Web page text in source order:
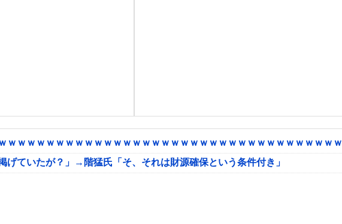
ｗｗｗｗｗｗｗｗｗｗｗｗｗｗｗｗｗｗｗｗｗｗｗｗｗｗｗｗｗｗｗｗｗｗ
ていたが？」→階猛氏「そ、それは財源確保という条件付き」